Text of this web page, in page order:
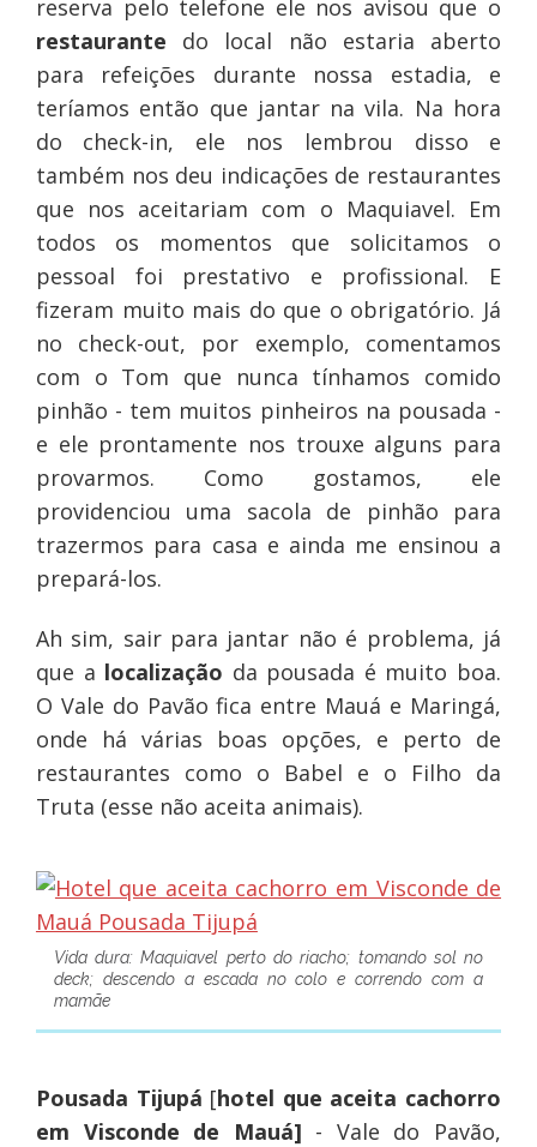
reserva pelo telefone ele nos avisou que o
restaurante do local não estaria aberto
para refeições durante nossa estadia, e
teríamos então que jantar na vila. Na hora
do check-in, ele nos lembrou disso e
também nos deu indicações de restaurantes
que nos aceitariam com o Maquiavel. Em
todos os momentos que solicitamos o
pessoal foi prestativo e profissional. E
fizeram muito mais do que o obrigatório. Já
no check-out, por exemplo, comentamos
com o Tom que nunca tínhamos comido
pinhão - tem muitos pinheiros na pousada -
e ele prontamente nos trouxe alguns para
provarmos. Como gostamos, ele
providenciou uma sacola de pinhão para
trazermos para casa e ainda me ensinou a
prepará-los.
Ah sim, sair para jantar não é problema, já
que a localização da pousada é muito boa.
O Vale do Pavão fica entre Mauá e Maringá,
onde há várias boas opções, e perto de
restaurantes como o Babel e o Filho da
Truta (esse não aceita animais).
Vida dura: Maquiavel perto do riacho; tomando sol no
deck; descendo a escada no colo e correndo com a
mamãe
Pousada Tijupá [hotel que aceita cachorro
em Visconde de Mauá] - Vale do Pavão,